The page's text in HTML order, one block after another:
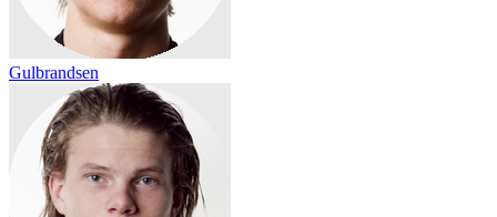
Gulbrandsen